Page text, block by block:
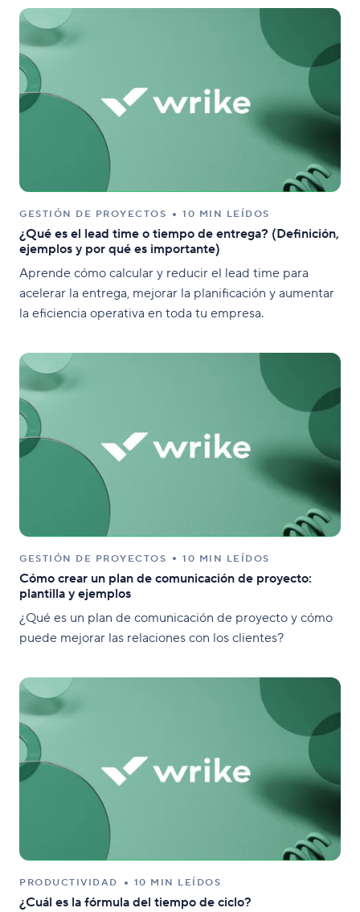
GESTIÓN DE PROYECTOS 10 MIN LEÍDOS
¿Qué es el lead time o tiempo de entrega? (Definición,
ejemplos y por qué es importante)
Aprende cómo calcular y reducir el lead time para
acelerar la entrega, mejorar la planificación y aumentar
la eficiencia operativa en toda tu empresa.
GESTIÓN DE PROYECTOS 10 MIN LEÍDOS
Cómo crear un plan de comunicación de proyecto:
plantilla y ejemplos
¿Qué es un plan de comunicación de proyecto y cómo
puede mejorar las relaciones con los clientes?
PRODUCTIVIDAD 10 MIN LEÍDOS
¿Cuál es la fórmula del tiempo de ciclo?